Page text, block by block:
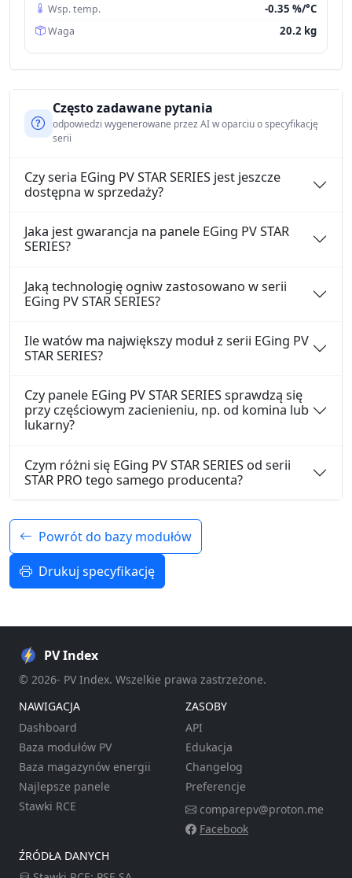
Wsp. temp. -0.35 %/°C
Waga 20.2 kg
Często zadawane pytania
odpowiedzi wygenerowane przez AI w oparciu o specyfikację
serii
Czy seria EGing PV STAR SERIES jest jeszcze
dostępna w sprzedaży?
Jaka jest gwarancja na panele EGing PV STAR
SERIES?
Jaką technologię ogniw zastosowano w serii
EGing PV STAR SERIES?
Ile watów ma największy moduł z serii EGing PV
STAR SERIES?
Czy panele EGing PV STAR SERIES sprawdzą się
przy częściowym zacienieniu, np. od komina lub
lukarny?
Czym różni się EGing PV STAR SERIES od serii
STAR PRO tego samego producenta?
Powrót do bazy modułów
Drukuj specyfikację
PV Index
© 2026- PV Index. Wszelkie prawa zastrzeżone.
NAWIGACJA
Dashboard
Baza modułów PV
Baza magazynów energii
Najlepsze panele
Stawki RCE
ZASOBY
API
Edukacja
Changelog
Preferencje
comparepv@proton.me
Facebook
ŹRÓDŁA DANYCH